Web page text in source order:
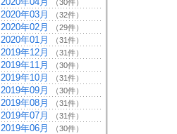
（30件）
2020年03月 （32件）
2020年02月 （29件）
2020年01月 （31件）
2019年12月 （31件）
2019年11月 （30件）
2019年10月 （31件）
2019年09月 （30件）
2019年08月 （31件）
2019年07月 （31件）
2019年06月 （30件）